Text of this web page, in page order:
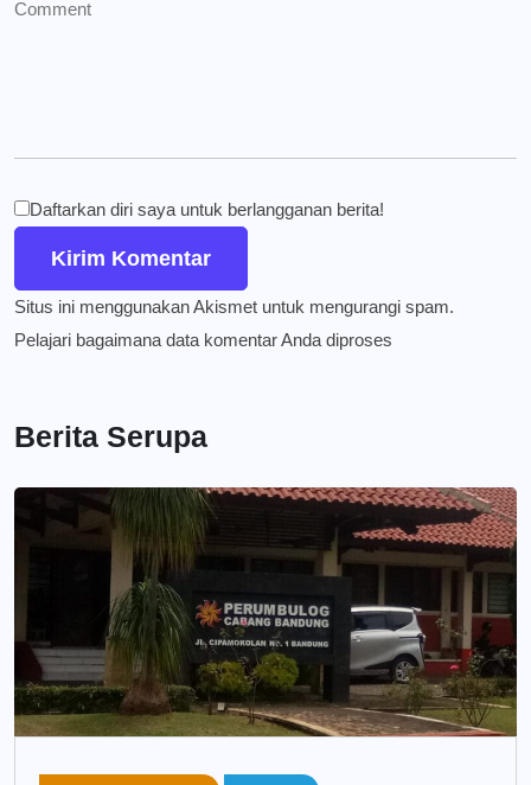
Daftarkan diri saya untuk berlangganan berita!
Situs ini menggunakan Akismet untuk mengurangi spam.
Pelajari bagaimana data komentar Anda diproses
Berita Serupa